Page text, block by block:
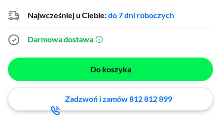
Najwcześniej u Ciebie:do 7 dni roboczych
Darmowa dostawa (otworzy się w nowym oknie)
Do koszyka
Zadzwoń i zamów 812 812 899